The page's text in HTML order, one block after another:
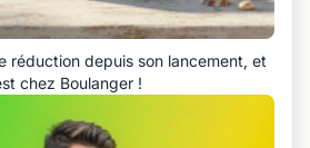
réduction depuis son lancement, et
chez Boulanger !